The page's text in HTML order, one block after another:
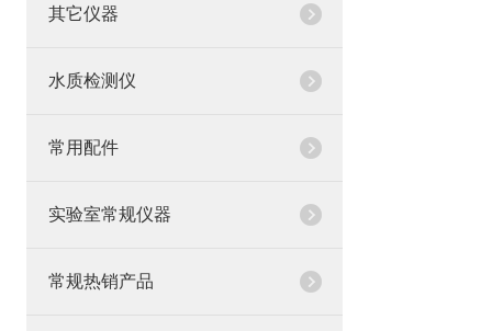
其它仪器
水质检测仪
常用配件
实验室常规仪器
常规热销产品